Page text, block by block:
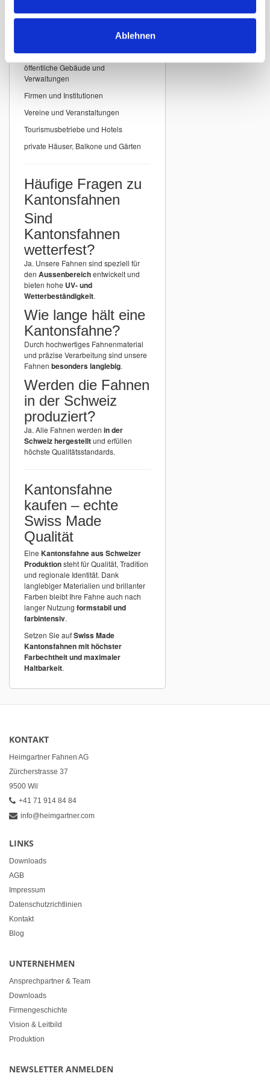
Ablehnen
Kantonsfahnen
Kantonsfahnen der Schweiz
öffentliche Gebäude und
Verwaltungen
Firmen und Institutionen
Vereine und Veranstaltungen
Tourismusbetriebe und Hotels
private Häuser, Balkone und Gärten
Häufige Fragen zu
Kantonsfahnen
Sind
Kantonsfahnen
wetterfest?
Ja. Unsere Fahnen sind speziell für
den Aussenbereichentwickelt und
bieten hohe UV- und
Wetterbeständigkeit.
Wie lange hält eine
Kantonsfahne?
Durch hochwertiges Fahnenmaterial
und präzise Verarbeitung sind unsere
Fahnen besonders langlebig.
Werden die Fahnen
in der Schweiz
produziert?
Ja. Alle Fahnen werden in der
Schweiz hergestelltund erfüllen
höchste Qualitätsstandards.
Kantonsfahne
kaufen – echte
Swiss Made
Qualität
Eine Kantonsfahne aus Schweizer
Produktionsteht für Qualität, Tradition
und regionale Identität. Dank
langlebiger Materialien und brillanter
Farben bleibt Ihre Fahne auch nach
langer Nutzung formstabil und
farbintensiv.
Setzen Sie aufSwiss Made
Kantonsfahnen mit höchster
Farbechtheit und maximaler
Haltbarkeit.
KONTAKT
Heimgartner Fahnen AG
Zürcherstrasse 37
9500 Wil
+41 71 914 84 84
info@heimgartner.com
LINKS
Downloads
AGB
Impressum
Datenschutzrichtlinien
Kontakt
Blog
UNTERNEHMEN
Ansprechpartner & Team
Downloads
Firmengeschichte
Vision & Leitbild
Produktion
NEWSLETTER ANMELDEN